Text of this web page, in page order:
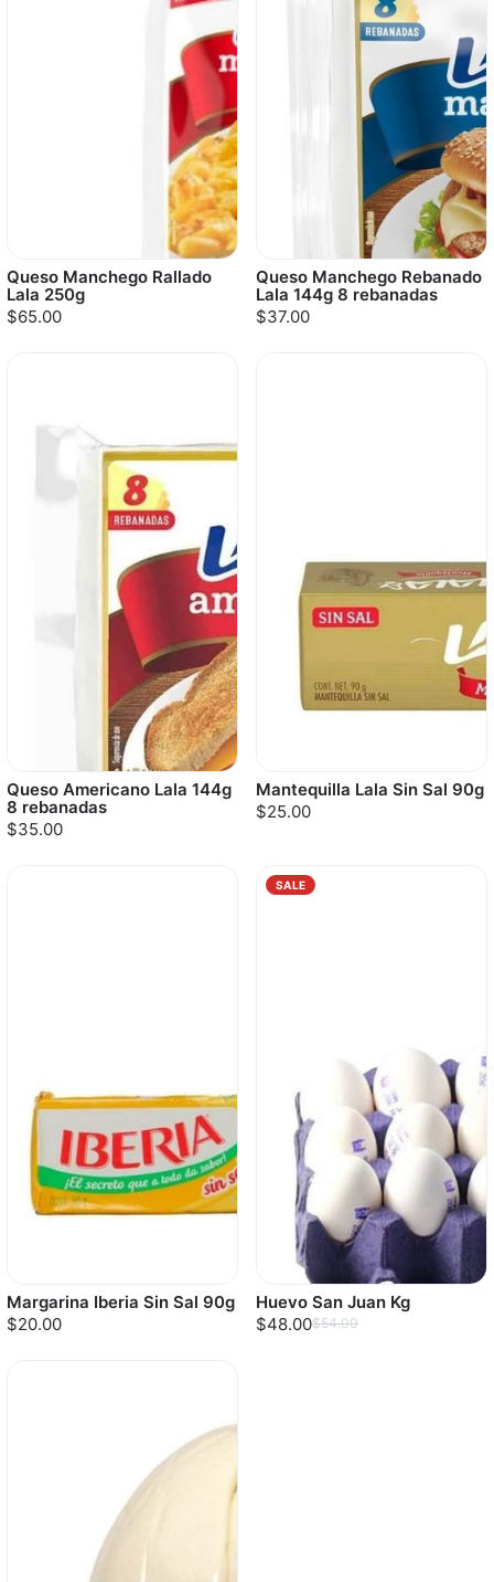
Queso Manchego Rallado
Lala 250g
$65.00
Queso Manchego Rebanado
Lala 144g 8 rebanadas
$37.00
Queso Americano Lala 144g
8 rebanadas
$35.00
Mantequilla Lala Sin Sal 90g
$25.00
Margarina Iberia Sin Sal 90g
$20.00
SALE
Huevo San Juan Kg
$48.00$54.00